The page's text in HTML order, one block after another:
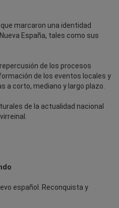
marcaron una identidad
España, tales como sus
de los procesos
de los eventos locales y
a corto, mediano y largo plazo.
de la actualidad nacional
español. Reconquista y